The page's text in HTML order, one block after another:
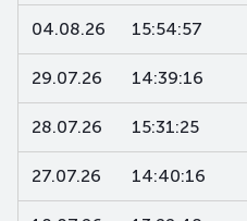
04.08.26 15:54:57
29.07.26 14:39:16
28.07.26 15:31:25
27.07.26 14:40:16